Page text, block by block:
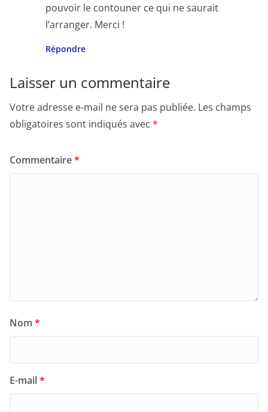
pouvoir le contouner ce qui ne saurait
l’arranger. Merci !
Répondre
Laisser un commentaire
Votre adresse e-mail ne sera pas publiée. Les champs
obligatoires sont indiqués avec *
Commentaire*
Nom *
E-mail*